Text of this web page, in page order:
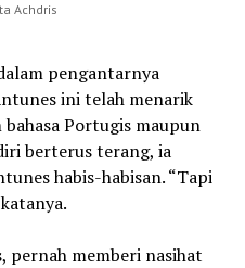
Achdris
pengantarnya
ini telah menarik
Portugis maupun
berterus terang, ia
habis-habisan. “Tapi
pernah memberi nasihat